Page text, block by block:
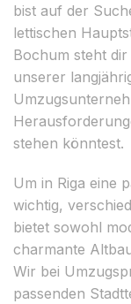
bist auf der
lettischen
Bochum steht
unserer
stehen könntest.
Um in Riga eine
wichtig,
bietet sowohl
charmante
Wir bei
passenden